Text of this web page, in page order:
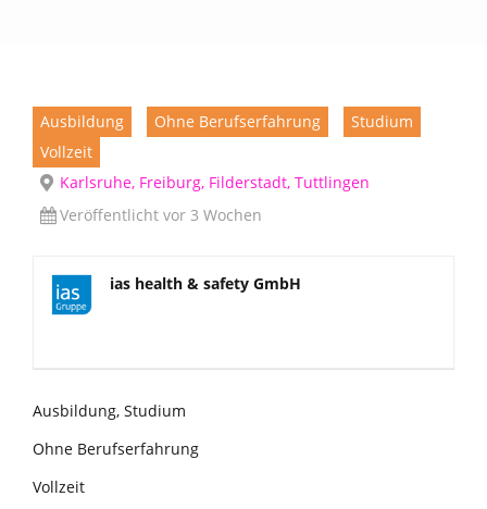
Ausbildung Ohne Berufserfahrung
Studium
Vollzeit
Karlsruhe, Freiburg, Filderstadt, Tuttlingen
Veröffentlicht vor 3 Wochen
ias health & safety GmbH
Ausbildung, Studium
Ohne Berufserfahrung
Vollzeit